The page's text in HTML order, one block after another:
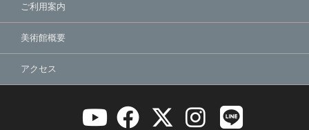
ご利用案内
美術館概要
アクセス